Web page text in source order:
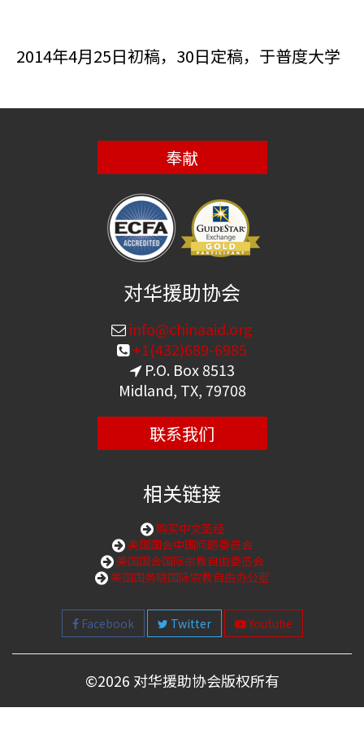
2014年4月25日初稿，30日定稿，于普度大学
奉献
对华援助协会
info@chinaaid.org
+1(432)689-6985
P.O. Box 8513
Midland, TX, 79708
联系我们
相关链接
购买中文圣经
美国国会中国问题委员会
美国国会国际宗教自由委员会
美国国务院国际宗教自由办公室
Facebook Twitter Youtube
©2026 对华援助协会版权所有